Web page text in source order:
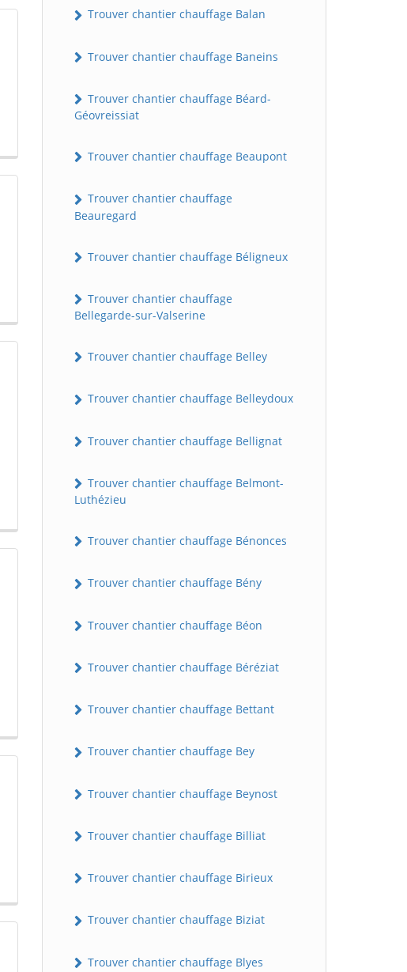
Trouver chantier chauffage Balan
Trouver chantier chauffage Baneins
Trouver chantier chauffage Béard-
Géovreissiat
Trouver chantier chauffage Beaupont
Trouver chantier chauffage
Beauregard
Trouver chantier chauffage Béligneux
Trouver chantier chauffage
Bellegarde-sur-Valserine
Trouver chantier chauffage Belley
Trouver chantier chauffage Belleydoux
Trouver chantier chauffage Bellignat
Trouver chantier chauffage Belmont-
Luthézieu
Trouver chantier chauffage Bénonces
Trouver chantier chauffage Bény
Trouver chantier chauffage Béon
Trouver chantier chauffage Béréziat
Trouver chantier chauffage Bettant
Trouver chantier chauffage Bey
Trouver chantier chauffage Beynost
Trouver chantier chauffage Billiat
Trouver chantier chauffage Birieux
Trouver chantier chauffage Biziat
Trouver chantier chauffage Blyes